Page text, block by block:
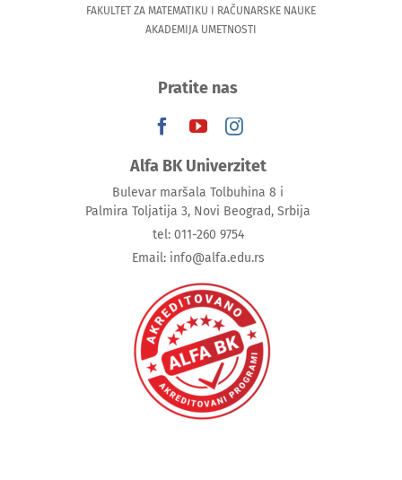
FAKULTET ZA MATEMATIKU I RAČUNARSKE NAUKE
AKADEMIJA UMETNOSTI
Pratite nas
Alfa BK Univerzitet
Bulevar maršala Tolbuhina 8 i
Palmira Toljatija 3, Novi Beograd, Srbija
tel: 011-260 9754
Email: info@alfa.edu.rs